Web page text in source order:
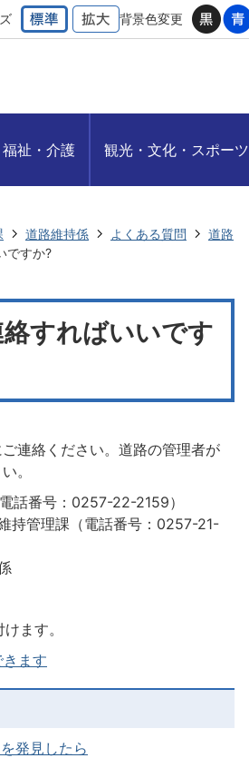
背景色変更
祉・介護 観光・文化・スポーツ
道路維持係 よくある質問
道路
ですか?
すればいいです
連絡ください。道路の管理者が
。
話番号：0257-22-2159）
持管理課（電話番号：0257-21-
ます。
ます
発見したら